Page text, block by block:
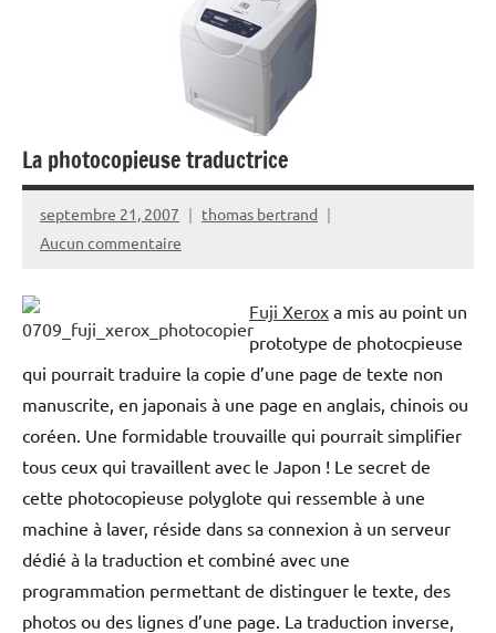
La photocopieuse traductrice
septembre 21, 2007
thomas bertrand
Aucun commentaire
Fuji Xerox a mis au point un
prototype de photocpieuse
qui pourrait traduire la copie d’une page de texte non
manuscrite, en japonais à une page en anglais, chinois ou
coréen. Une formidable trouvaille qui pourrait simplifier
tous ceux qui travaillent avec le Japon ! Le secret de
cette photocopieuse polyglote qui ressemble à une
machine à laver, réside dans sa connexion à un serveur
dédié à la traduction et combiné avec une
programmation permettant de distinguer le texte, des
photos ou des lignes d’une page. La traduction inverse,